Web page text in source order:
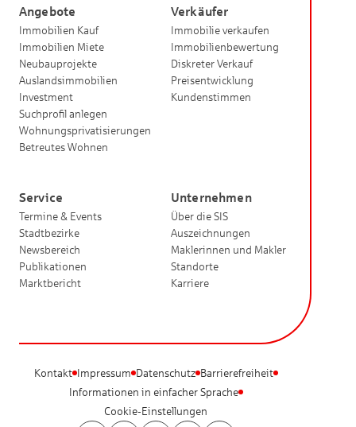
Angebote
Immobilien Kauf
Immobilien Miete
Neubauprojekte
Auslandsimmobilien
Investment
Suchprofil anlegen
Wohnungsprivatisierungen
Betreutes Wohnen
Verkäufer
Immobilie verkaufen
Immobilienbewertung
Diskreter Verkauf
Preisentwicklung
Kundenstimmen
Service
Termine & Events
Stadtbezirke
Newsbereich
Publikationen
Marktbericht
Unternehmen
Über die SIS
Auszeichnungen
Maklerinnen und Makler
Standorte
Karriere
Kontakt Impressum Datenschutz Barrierefreiheit
Informationen in einfacher Sprache
Cookie-Einstellungen